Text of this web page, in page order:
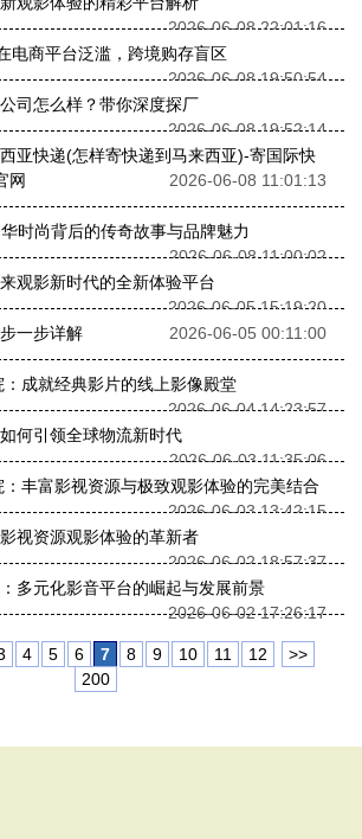
2026-06-08 22:01:16
电商平台泛滥，跨境购存盲区
2026-06-08 19:50:54
司怎么样？带你深度探厂
2026-06-08 19:52:14
亚快递(怎样寄快递到马来西亚)-寄国际快
网
2026-06-08 11:01:13
时尚背后的传奇故事与品牌魅力
2026-06-08 11:00:02
观影新时代的全新体验平台
2026-06-05 15:19:20
一步详解
2026-06-05 00:11:00
成就经典影片的线上影像殿堂
2026-06-04 14:23:57
何引领全球物流新时代
2026-06-03 11:35:06
丰富影视资源与极致观影体验的完美结合
2026-06-03 13:42:15
视资源观影体验的革新者
2026-06-02 18:57:37
多元化影音平台的崛起与发展前景
2026-06-02 17:26:17
4 5 6 7 8 9 10 11 12
>>
200